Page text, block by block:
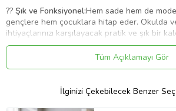
?? Şık ve Fonksiyonel:Hem sade hem de
gençlere hem çocuklara hitap eder. Okulda
ihtiyaçlarınızı karşılayacak pratik ve şık bir
???
notlarınızı ve diğer küçük malzemelerinizi
saklayabilir, aradığınızı kolayca bulabilirsiniz.
Her Yaşa Uygun:Hem okul hem de
Tüm Açıklamayı Gör
İlginizi Çekebilecek Benzer